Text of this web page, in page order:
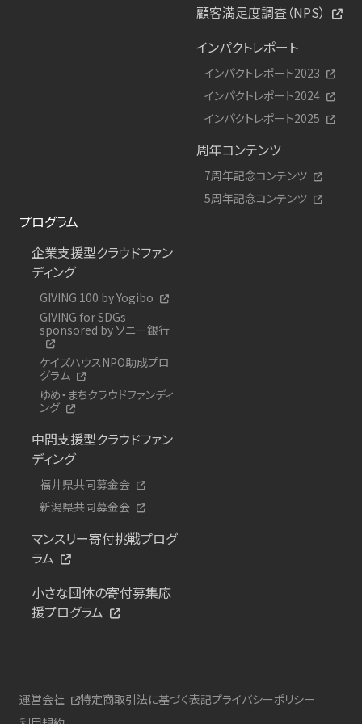
顧客満足度調査（NPS）
インパクトレポート
インパクトレポート2023
インパクトレポート2024
インパクトレポート2025
周年コンテンツ
7周年記念コンテンツ
5周年記念コンテンツ
プログラム
企業支援型クラウドファン
ディング
GIVING 100 by Yogibo
GIVING for SDGs
sponsored by ソニー銀行
ケイズハウスNPO助成プロ
グラム
ゆめ・まちクラウドファンディ
ング
中間支援型クラウドファン
ディング
福井県共同募金会
新潟県共同募金会
マンスリー寄付挑戦プログ
ラム
小さな団体の寄付募集応
援プログラム
運営会社 特定商取引法に基づく表記プライバシーポリシー